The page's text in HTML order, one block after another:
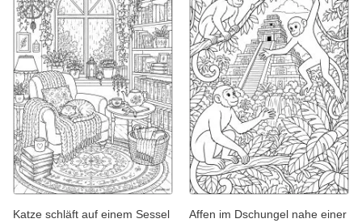
Katze schläft auf einem Sessel
Affen im Dschungel nahe einer